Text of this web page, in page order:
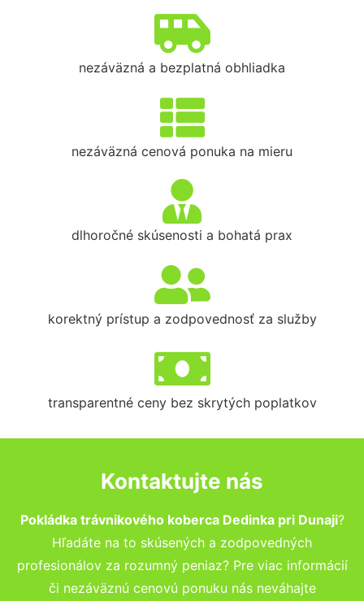
nezáväzná a bezplatná obhliadka
nezáväzná cenová ponuka na mieru
dlhoročné skúsenosti a bohatá prax
korektný prístup a zodpovednosť za služby
transparentné ceny bez skrytých poplatkov
Kontaktujte nás
Pokládka trávnikového koberca Dedinka pri Dunaji?
Hľadáte na to skúsených a zodpovedných
profesionálov za rozumný peniaz? Pre viac informácií
či nezáväznú cenovú ponuku nás neváhajte